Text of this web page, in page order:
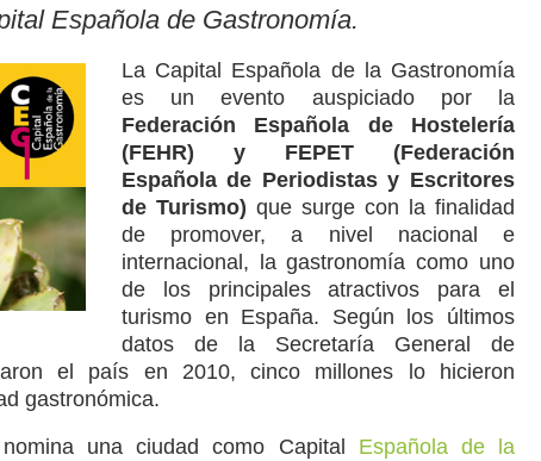
Española de Gastronomía.
La Capital Española de la Gastronomía
es un evento auspiciado por la
Federación Española de Hostelería
(FEHR) y FEPET (Federación
Española de Periodistas y Escritores
de Turismo) que surge con la finalidad
de promover, a nivel nacional e
internacional, la gastronomía como uno
de los principales atractivos para el
turismo en España. Según los últimos
datos de la Secretaría General de
el país en 2010, cinco millones lo hicieron
gastronómica.
una ciudad como Capital Española de la